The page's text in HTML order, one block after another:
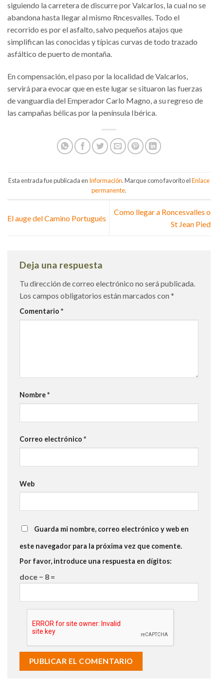
siguiendo la carretera de discurre por Valcarlos, la cual no se
abandona hasta llegar al mismo Rncesvalles. Todo el
recorrido es por el asfalto, salvo pequeños atajos que
simplifican las conocidas y típicas curvas de todo trazado
asfáltico de puerto de montaña.
En compensación, el paso por la localidad de Valcarlos,
servirá para evocar que en este lugar se situaron las fuerzas
de vanguardia del Emperador Carlo Magno, a su regreso de
las campañas bélicas por la península Ibérica.
Esta entrada fue publicada en Información. Marque como favorito elEnlace
permanente.
El auge del Camino Portugués
Como llegar a Roncesvalles o
St Jean Pied
Deja una respuesta
Tu dirección de correo electrónico no será publicada.
Los campos obligatorios están marcados con *
Comentario *
Nombre*
Correo electrónico *
Web
Guarda mi nombre, correo electrónico y web en
este navegador para la próxima vez que comente.
Por favor, introduce una respuesta en dígitos:
doce − 8 =